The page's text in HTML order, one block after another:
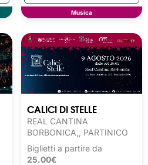
Musica
CALICI DI STELLE
REAL CANTINA
BORBONICA,, PARTINICO
Biglietti a partire da
25.00€